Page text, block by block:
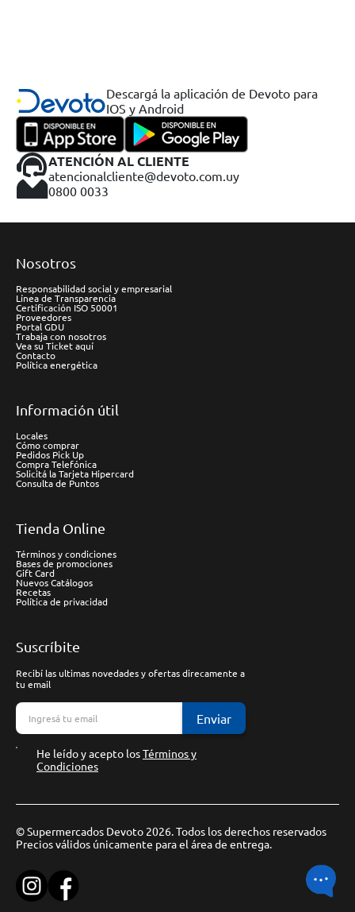
Descargá la aplicación de Devoto para
IOS y Android
ATENCIÓN AL CLIENTE
atencionalcliente@devoto.com.uy
0800 0033
Nosotros
Responsabilidad social y empresarial
Línea de Transparencia
Certificación ISO 50001
Proveedores
Portal GDU
Trabaja con nosotros
Vea su Ticket aquí
Contacto
Política energética
Información útil
Locales
Cómo comprar
Pedidos Pick Up
Compra Telefónica
Solicitá la Tarjeta Hipercard
Consulta de Puntos
Tienda Online
Términos y condiciones
Bases de promociones
Gift Card
Nuevos Catálogos
Recetas
Política de privacidad
Suscríbite
Recibí las ultimas novedades y ofertas direcamente a
tu email
Enviar
He leído y acepto losTérminos y
Condiciones
© Supermercados Devoto 2026. Todos los derechos reservados
Precios válidos únicamente para el área de entrega.